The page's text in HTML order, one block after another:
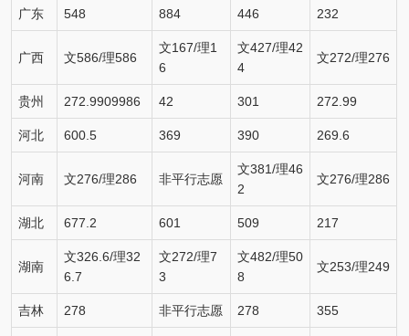
广东 548 884 446 232
广西 文586/理586
文167/理1
6
文427/理42
4
文272/理276
贵州 272.9909986 42 301 272.99
河北 600.5 369 390 269.6
河南 文276/理286 非平行志愿
文381/理46
2
文276/理286
湖北 677.2 601 509 217
湖南
文326.6/理32
6.7
文272/理7
3
文482/理50
8
文253/理249
吉林 278 非平行志愿 278 355